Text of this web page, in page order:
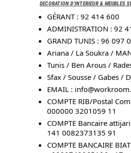
DECORATION D'INTERIEUR & MEUBLES
GÉRANT : 92 414 600
ADMINISTRATION : 92
GRAND TUNIS : 96 097
Ariana / La Soukra /
Tunis / Ben Arous /
Sfax / Sousse / Gabes /
EMAIL :
COMPTE RIB/Postal
000000 3201059 11
COMPTE Bancaire
141 0082373135 91
COMPTE BANCAIRE